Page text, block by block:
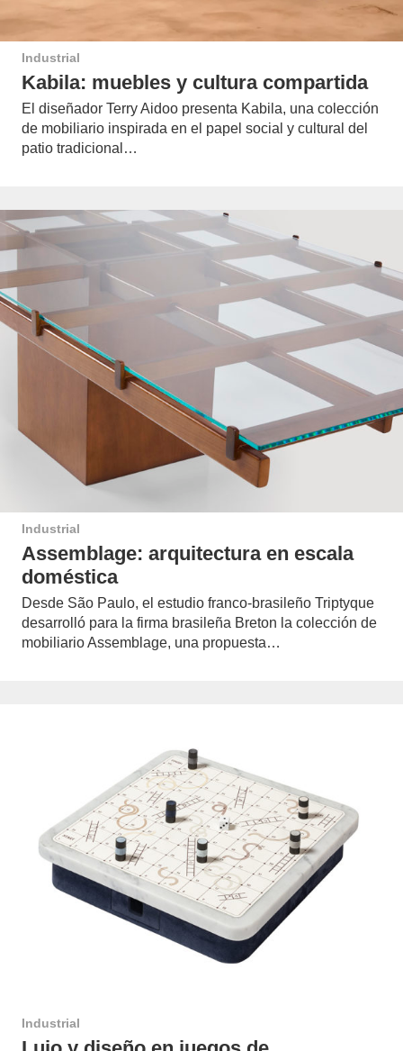
Industrial
Kabila: muebles y cultura compartida
El diseñador Terry Aidoo presenta Kabila, una colección
de mobiliario inspirada en el papel social y cultural del
patio tradicional…
Industrial
Assemblage: arquitectura en escala
doméstica
Desde São Paulo, el estudio franco-brasileño Triptyque
desarrolló para la firma brasileña Breton la colección de
mobiliario Assemblage, una propuesta…
Industrial